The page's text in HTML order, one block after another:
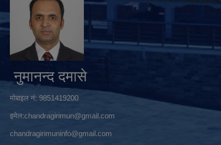
नुमानन्द दमासे
मोबाइल नं: 9851419200
इमेल:chandragirimun@gmail.com
chandragirimuninfo@gmail.com